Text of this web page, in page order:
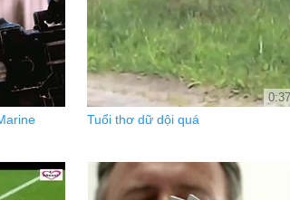
0:37
Tuổi thơ dữ dội quá